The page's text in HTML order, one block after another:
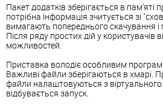
Пакет додатків зберігається в пам'яті
потрібна інформація зчитується зі
вимагають попереднього скачування і
Після ряду простих дій у користувачів
можливостей.
Приставка володіє особливим
Важливі файли зберігаються в хмарі.
файли налаштовуються з віртуального
відбувається запуск.